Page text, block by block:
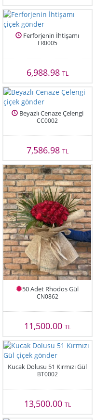
Ferforjenin İhtişamı
FR0005
6,988.98 TL
Beyazlı Cenaze Çelengi
CC0002
7,586.98 TL
50 Adet Rhodos Gül
CN0862
11,500.00 TL
Kucak Dolusu 51 Kırmızı Gül
BT0002
13,500.00 TL